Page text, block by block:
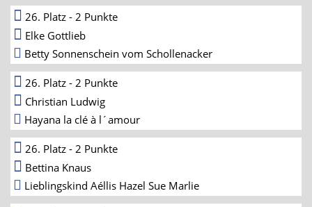
26. Platz - 2 Punkte
Elke Gottlieb
Betty Sonnenschein vom Schollenacker
26. Platz - 2 Punkte
Christian Ludwig
Hayana la clé à l´amour
26. Platz - 2 Punkte
Bettina Knaus
Lieblingskind Aéllis Hazel Sue Marlie